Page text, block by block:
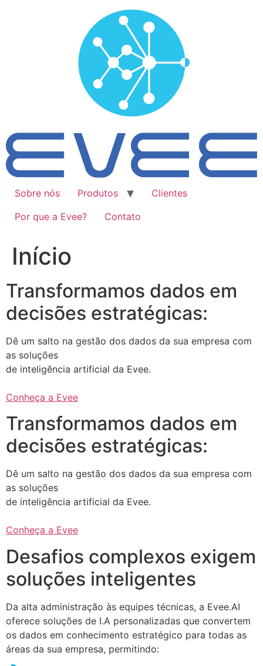
Sobre nós Produtos
Clientes
Por que a Evee?
Contato
Início
Transformamos dados em
decisões estratégicas:
Dê um salto na gestão dos dados da sua empresa com
as soluções
de inteligência artificial da Evee.
Conheça a Evee
Transformamos dados em
decisões estratégicas:
Dê um salto na gestão dos dados da sua empresa com
as soluções
de inteligência artificial da Evee.
Conheça a Evee
Desafios complexos exigem
soluções inteligentes
Da alta administração às equipes técnicas, a Evee.AI
oferece soluções de I.A personalizadas que convertem
os dados em conhecimento estratégico para todas as
áreas da sua empresa, permitindo: